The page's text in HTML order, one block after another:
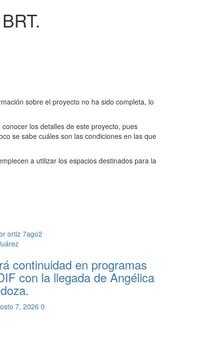
sobre el proyecto no ha sido completa, lo
los detalles de este proyecto, pues
se sabe cuáles son las condiciones en las que
a utilizar los espacios destinados para la
continuidad en programas
con la llegada de Angélica
7, 2026 0